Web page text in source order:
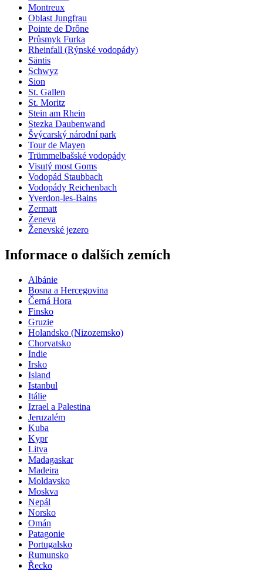
Montreux
Oblast Jungfrau
Pointe de Drône
Průsmyk Furka
Rheinfall (Rýnské vodopády)
Säntis
Schwyz
Sion
St. Gallen
St. Moritz
Stein am Rhein
Stezka Daubenwand
Švýcarský národní park
Tour de Mayen
Trümmelbašské vodopády
Visutý most Goms
Vodopád Staubbach
Vodopády Reichenbach
Yverdon-les-Bains
Zermatt
Ženeva
Ženevské jezero
Informace o dalších zemích
Albánie
Bosna a Hercegovina
Černá Hora
Finsko
Gruzie
Holandsko (Nizozemsko)
Chorvatsko
Indie
Irsko
Island
Istanbul
Itálie
Izrael a Palestina
Jeruzalém
Kuba
Kypr
Litva
Madagaskar
Madeira
Moldavsko
Moskva
Nepál
Norsko
Omán
Patagonie
Portugalsko
Rumunsko
Řecko